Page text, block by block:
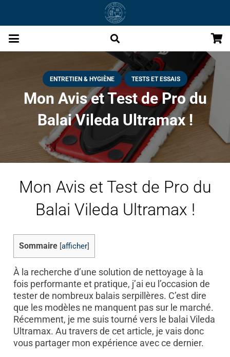
ENTRETIEN & HYGIÈNE TESTS ET ESSAIS
Mon Avis et Test de Pro du
Balai Vileda Ultramax !
Mon Avis et Test de Pro du
Balai Vileda Ultramax !
Sommaire afficher]
À la recherche d’une solution de nettoyage à la
fois performante et pratique, j’ai eu l’occasion de
tester de nombreux balais serpillères. C’est dire
que les modèles ne manquent pas sur le marché.
Récemment, je me suis tourné vers le balai Vileda
Ultramax. Au travers de cet article, je vais donc
vous partager mon expérience avec ce dernier.